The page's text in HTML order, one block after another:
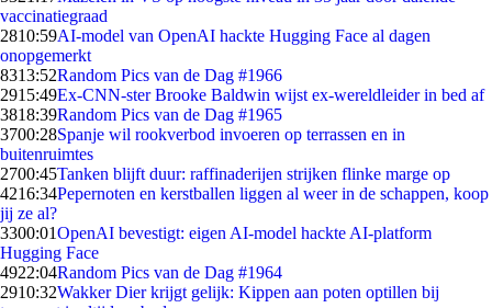
vaccinatiegraad
2810:59AI-model van OpenAI hackte Hugging Face al dagen
onopgemerkt
8313:52Random Pics van de Dag #1966
2915:49Ex-CNN-ster Brooke Baldwin wijst ex-wereldleider in bed af
3818:39Random Pics van de Dag #1965
3700:28Spanje wil rookverbod invoeren op terrassen en in
buitenruimtes
2700:45Tanken blijft duur: raffinaderijen strijken flinke marge op
4216:34Pepernoten en kerstballen liggen al weer in de schappen, koop
jij ze al?
3300:01OpenAI bevestigt: eigen AI-model hackte AI-platform
Hugging Face
4922:04Random Pics van de Dag #1964
2910:32Wakker Dier krijgt gelijk: Kippen aan poten optillen bij